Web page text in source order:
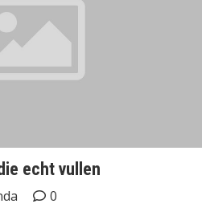
echt vullen
0